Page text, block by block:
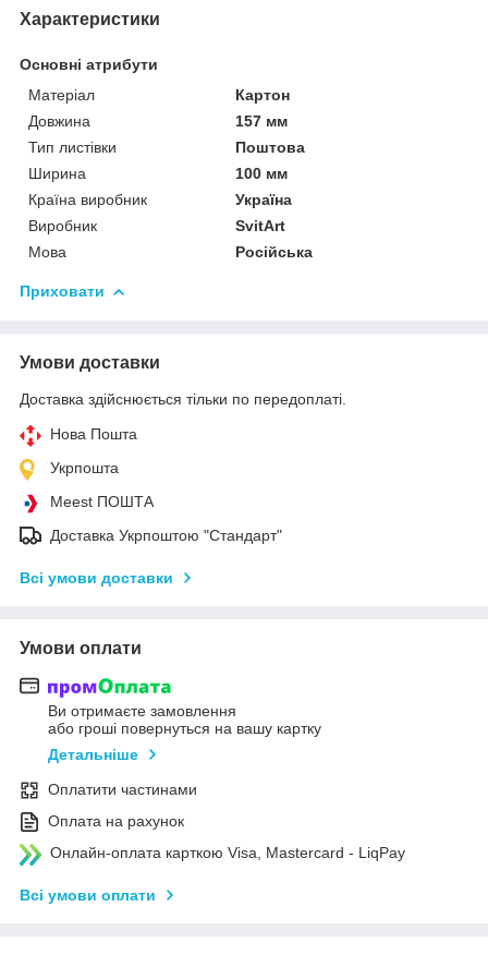
Характеристики
Основні атрибути
Матеріал
Картон
Довжина
157 мм
Тип листівки
Поштова
Ширина
100 мм
Країна виробник
Україна
Виробник
SvitArt
Мова
Російська
Приховати
Умови доставки
Доставка здійснюється тільки по передоплаті.
Нова Пошта
Укрпошта
Meest ПОШТА
Доставка Укрпоштою "Стандарт"
Всі умови доставки
Умови оплати
Ви отримаєте замовлення
або гроші повернуться на вашу картку
Детальніше
Оплатити частинами
Оплата на рахунок
Онлайн-оплата карткою Visa, Mastercard - LiqPay
Всі умови оплати